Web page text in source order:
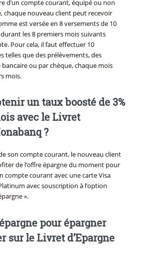
d’un compte courant, équipé ou non
chaque nouveau client peut recevoir
est versée en 8 versements de 10
les 8 premiers mois suivants
Pour cela, il faut effectuer 10
telles que des prélèvements, des
ou par chèque, chaque mois
mois.
un taux boosté de 3%
avec le Livret
?
son compte courant, le nouveau client
de l’offre épargne du moment pour
compte courant avec une carte Visa
avec souscription à l’option
».
pour épargner
sur le Livret d’Epargne